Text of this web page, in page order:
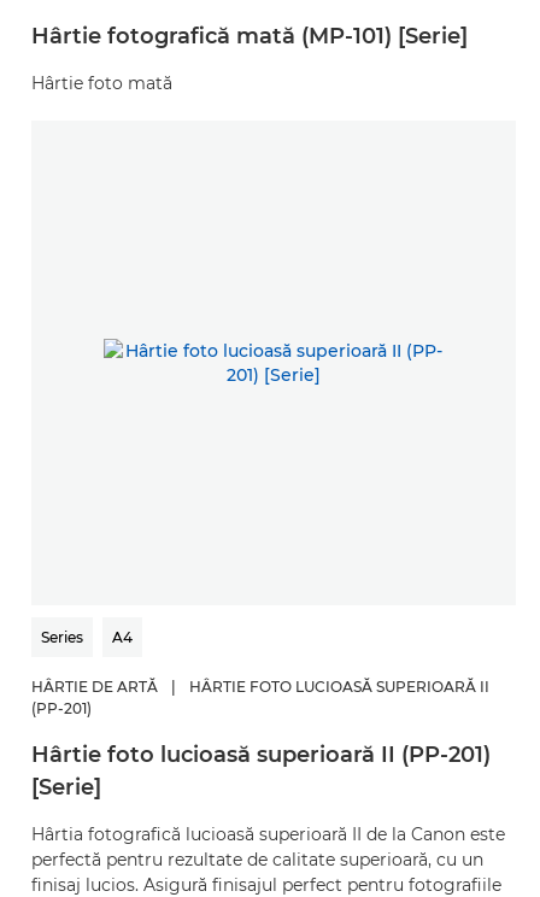
Hârtie fotografică mată (MP-101) [Serie]
Hârtie foto mată
Series A4
HÂRTIE DE ARTĂ
HÂRTIE FOTO LUCIOASĂ SUPERIOARĂ II
(PP-201)
Hârtie foto lucioasă superioară II (PP-201)
[Serie]
Hârtia fotografică lucioasă superioară II de la Canon este
perfectă pentru rezultate de calitate superioară, cu un
finisaj lucios. Asigură finisajul perfect pentru fotografiile